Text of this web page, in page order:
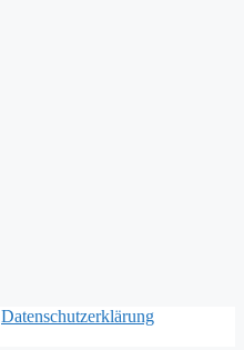
Datenschutzerklärung